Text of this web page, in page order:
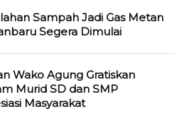
Sampah Jadi Gas Metan
Segera Dimulai
Wako Agung Gratiskan
Murid SD dan SMP
Masyarakat